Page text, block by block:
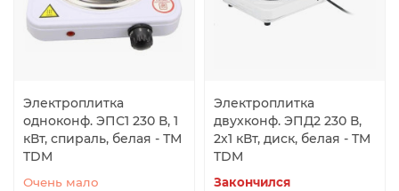
Электроплитка
одноконф. ЭПС1 230 В, 1
кВт, спираль, белая - ТМ
TDM
Очень мало
Электроплитка
двухконф. ЭПД2 230 В,
2х1 кВт, диск, белая - TM
TDM
Закончился